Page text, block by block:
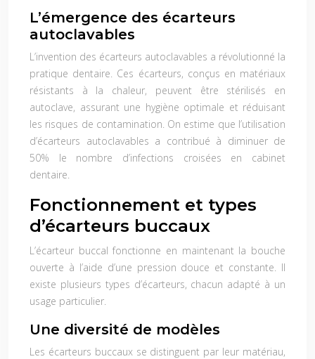
L’émergence des écarteurs
autoclavables
L’invention des écarteurs autoclavables a révolutionné la
pratique dentaire. Ces écarteurs, conçus en matériaux
résistants à la chaleur, peuvent être stérilisés en
autoclave, assurant une hygiène optimale et réduisant
les risques de contamination. On estime que l’utilisation
d’écarteurs autoclavables a contribué à diminuer de
50% le nombre d’infections croisées en cabinet
dentaire.
Fonctionnement et types
d’écarteurs buccaux
L’écarteur buccal fonctionne en maintenant la bouche
ouverte à l’aide d’une pression douce et constante. Il
existe plusieurs types d’écarteurs, chacun adapté à un
usage particulier.
Une diversité de modèles
Les écarteurs buccaux se distinguent par leur matériau,